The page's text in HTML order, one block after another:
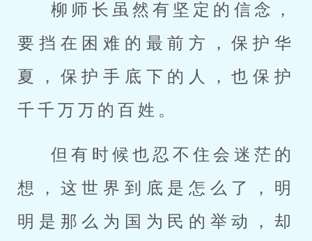
柳师长虽然有坚定的信念，
要挡在困难的最前方，保护华
夏，保护手底下的人，也保护
千千万万的百姓。
但有时候也忍不住会迷茫的
想，这世界到底是怎么了，明
明是那么为国为民的举动，却